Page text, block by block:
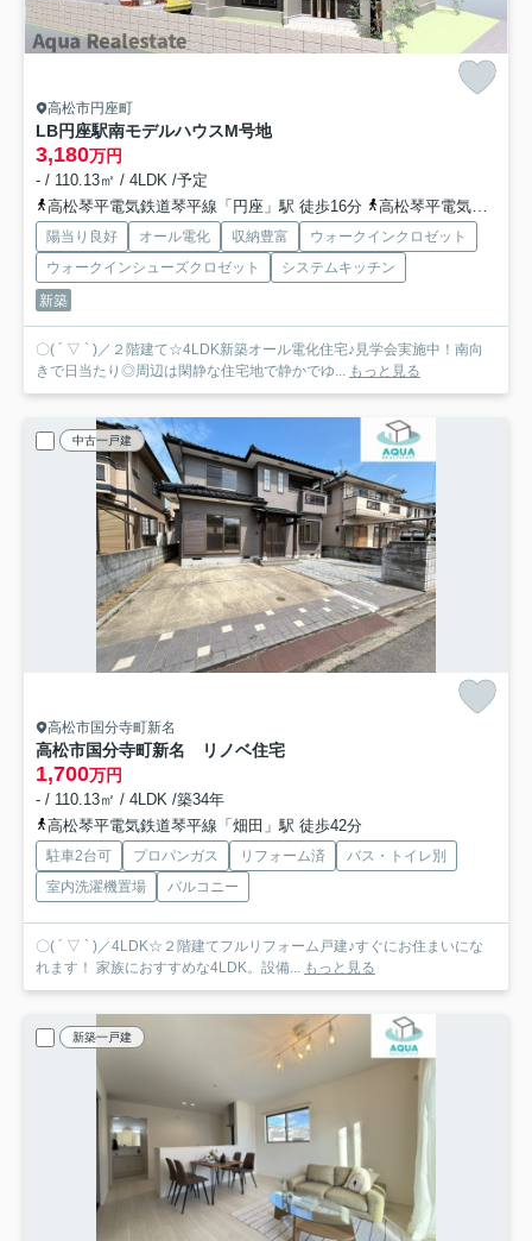
高松市円座町
LB円座駅南モデルハウスM号地
3,180万円
- / 110.13㎡ / 4LDK /予定
高松琴平電気鉄道琴平線「円座」駅 徒歩16分
高松琴平電気鉄道琴平線「一宮」駅 徒歩31分
陽当り良好 オール電化 収納豊富
ウォークインクロゼット
ウォークインシューズクロゼット
システムキッチン
新築
〇( ´ ▽ ` )／２階建て☆4LDK新築オール電化住宅♪見学会実施中！南向
きで日当たり◎周辺は閑静な住宅地で静かでゆ... もっと見る
中古一戸建
高松市国分寺町新名
高松市国分寺町新名 リノベ住宅
1,700万円
- / 110.13㎡ / 4LDK /築34年
高松琴平電気鉄道琴平線「畑田」駅 徒歩42分
駐車2台可 プロパンガス リフォーム済
バス・トイレ別
室内洗濯機置場
バルコニー
〇( ´ ▽ ` )／4LDK☆２階建てフルリフォーム戸建♪すぐにお住まいにな
れます！ 家族におすすめな4LDK。設備... もっと見る
新築一戸建